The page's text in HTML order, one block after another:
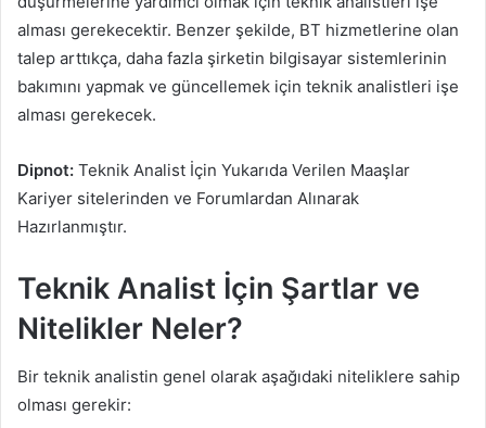
alması gerekecektir. Benzer şekilde, BT hizmetlerine olan
talep arttıkça, daha fazla şirketin bilgisayar sistemlerinin
bakımını yapmak ve güncellemek için teknik analistleri işe
alması gerekecek.
Dipnot: Teknik Analist İçin Yukarıda Verilen Maaşlar
Kariyer sitelerinden ve Forumlardan Alınarak
Hazırlanmıştır.
Teknik Analist İçin Şartlar ve
Nitelikler Neler?
Bir teknik analistin genel olarak aşağıdaki niteliklere sahip
olması gerekir: